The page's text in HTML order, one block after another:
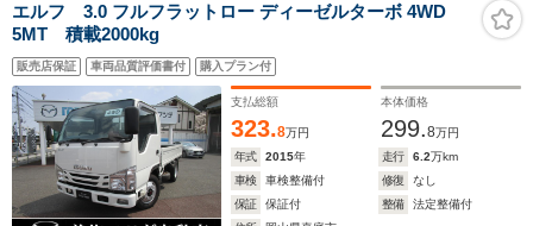
エルフ 3.0 フルフラットロー ディーゼルターボ 4WD
5MT 積載2000kg
販売店保証 車両品質評価書付 購入プラン付
支払総額
323.8万円
本体価格
299.8万円
年式
2015年 走行 6.2万km
車検
車検整備付 修復
なし
保証
保証付 整備
法定整備付